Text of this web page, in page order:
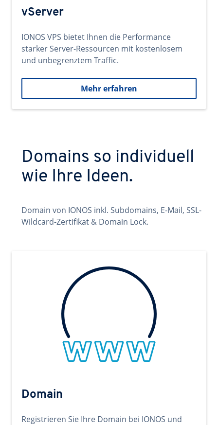
vServer
IONOS VPS bietet Ihnen die Performance
starker Server-Ressourcen mit kostenlosem
und unbegrenztem Traffic.
Mehr erfahren
Domains so individuell
wie Ihre Ideen.
Domain von IONOS inkl. Subdomains, E-Mail, SSL-
Wildcard-Zertifikat & Domain Lock.
Domain
Registrieren Sie Ihre Domain bei IONOS und